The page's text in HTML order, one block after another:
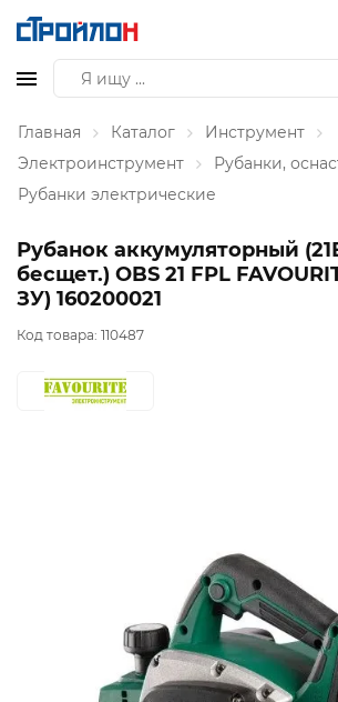
Главная Каталог
Инструмент
Электроинструмент
Рубанки,
Рубанки электрические
Рубанок аккумуляторный
бесщет.) OBS 21 FPL
ЗУ) 160200021
Код товара: 110487